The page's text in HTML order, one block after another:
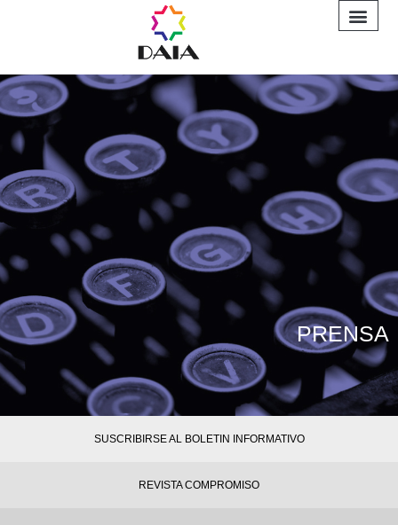
PRENSA
SUSCRIBIRSE AL BOLETIN INFORMATIVO
REVISTA COMPROMISO